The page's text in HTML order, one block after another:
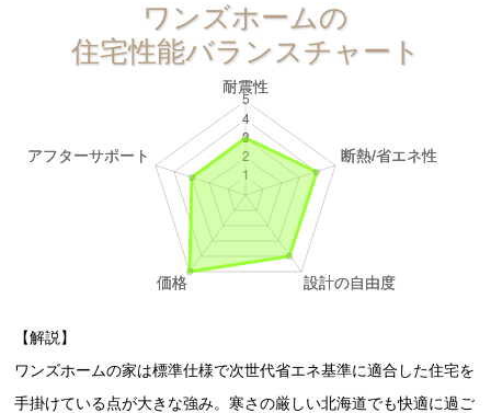
ワンズホームの
住宅性能バランスチャート
【解説】
ワンズホームの家は標準仕様で次世代省エネ基準に適合した住宅を
手掛けている点が大きな強み。寒さの厳しい北海道でも快適に過ご